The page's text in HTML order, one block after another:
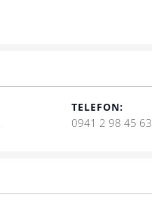
TELEFON:
0941 2 98 45 63